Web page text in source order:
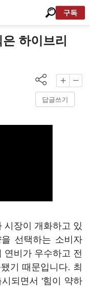
구독
하이브리
답글쓰기
시장이 개화하고 있
선택하는 소비자
연비가 우수하고 전
기 때문입니다. 최
되면서 '힘이 약하